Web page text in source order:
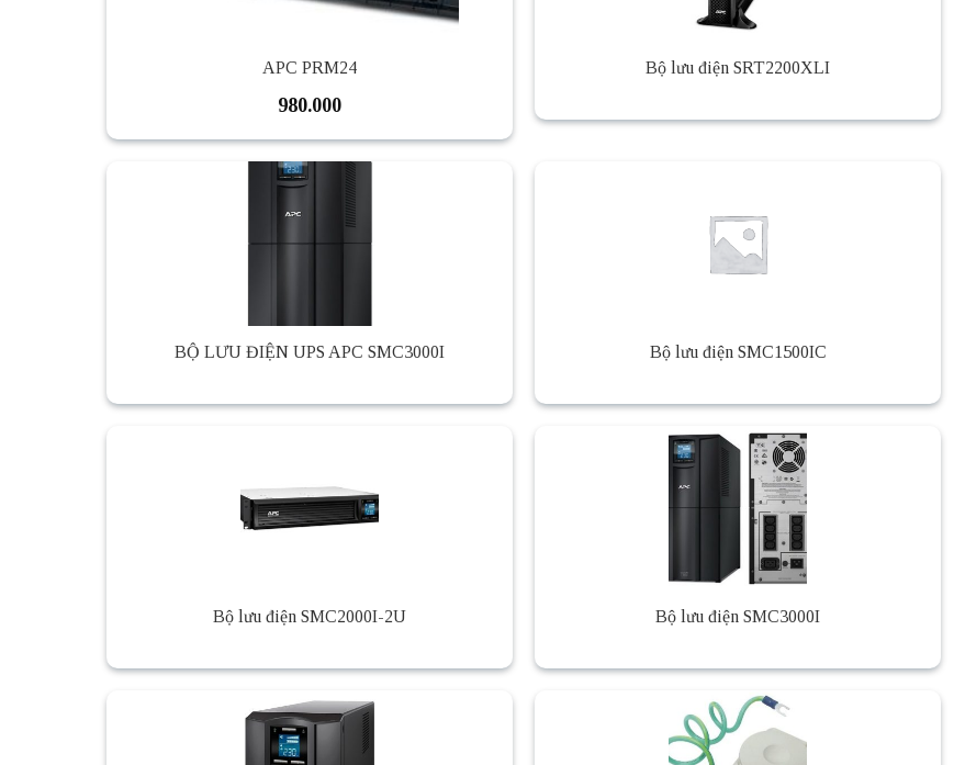
APC PRM24
980.000
Bộ lưu điện SRT2200XLI
BỘ LƯU ĐIỆN UPS APC SMC3000I Bộ lưu điện SMC1500IC
Bộ lưu điện SMC2000I-2U Bộ lưu điện SMC3000I